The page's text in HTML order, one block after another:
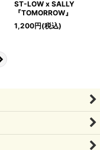
DJ Salute a.k.a
$atoru『MADE韻
OKINAWA』